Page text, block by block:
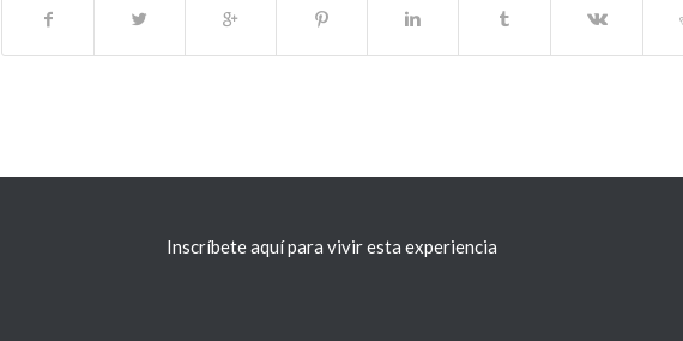
Inscríbete aquí para vivir esta experiencia